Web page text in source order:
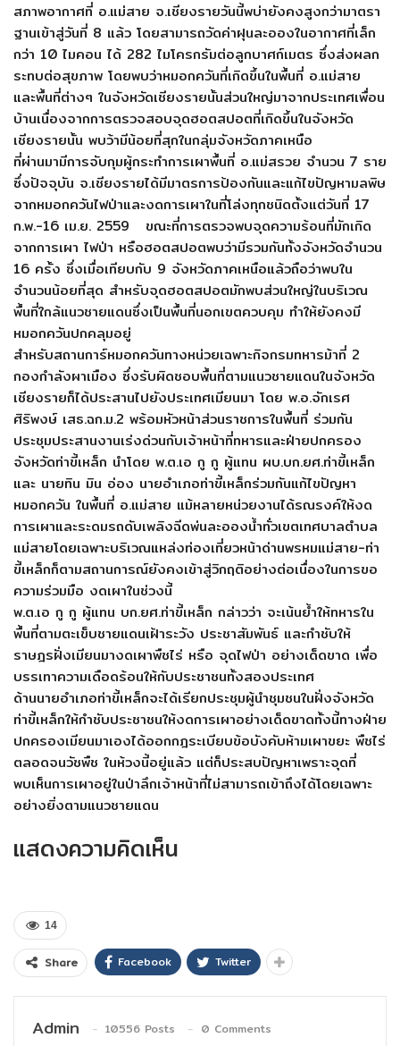
สภาพอากาศที่ อ.แม่สาย จ.เชียงรายวันนี้พบ่ายังคงสูงกว่ามาตรา
ฐานเข้าสู่วันที่ 8 แล้ว โดยสามารถวัดค่าฝุนละอองในอากาศที่เล็ก
กว่า 10 ไมคอน ได้ 282 ไมโครกรัมต่อลูกบาศก์เมตร ซึ่งส่งผลก
ระทบต่อสุขภาพ โดยพบว่าหมอกควันที่เกิดขึ้นในพื้นที่ อ.แม่สาย
และพื้นที่ต่างๆ ในจังหวัดเชียงรายนั้นส่วนใหญ่มาจากประเทศเพื่อน
บ้านเนื่องจากการตรวจสอบจุดฮอตสปอตที่เกิดขึ้นในจังหวัด
เชียงรายนั้น พบว้ามีน้อยที่สุกในกลุ่มจังหวัดภาคเหนือ
ที่ผ่านมามีการจับกุมผู้กระทำการเผาพื้นที่ อ.แม่สรวย จำนวน 7 ราย
ซึ่งปัจจุบัน จ.เชียงรายได้มีมาตรการป้องกันและแก้ไขปัญหามลพิษ
จากหมอกควันไฟป่าและงดการเผาในที่โล่งทุกชนิดตั้งแต่วันที่ 17
ก.พ.-16 เม.ย. 2559 ขณะที่การตรวจพบจุดความร้อนที่มักเกิด
จากการเผา ไฟป่า หรือฮอตสปอตพบว่ามีรวมกันทั้งจังหวัดจำนวน
16 ครั้ง ซึ่งเมื่อเทียบกับ 9 จังหวัดภาคเหนือแล้วถือว่าพบใน
จำนวนน้อยที่สุด สำหรับจุดฮอตสปอตมักพบส่วนใหญ่ในบริเวณ
พื้นที่ใกล้แนวชายแดนซึ่งเป็นพื้นที่นอกเขตควบคุม ทำให้ยังคงมี
หมอกควันปกคลุมอยู่
สำหรับสถานการ์หมอกควันทางหน่วยเฉพาะกิจกรมทหารม้าที่ 2
กองกำลังผาเมือง ซึ่งรับผิดชอบพื้นที่ตามแนวชายแดนในจังหวัด
เชียงรายก็ได้ประสานไปยังประเทศเมียนมา โดย พ.อ.จักเรศ
ศิริพงษ์ เสธ.ฉก.ม.2 พร้อมหัวหน้าส่วนราชการในพื้นที่ ร่วมกัน
ประชุมประสานงานเร่งด่วนกับเจ้าหน้าที่ทหารและฝ่ายปกครอง
จังหวัดท่าขี้เหล็ก นำโดย พ.ต.เอ กู กู ผู้แทน ผบ.บก.ยศ.ท่าขี้เหล็ก
และ นายทิน มิน อ่อง นายอำเภอท่าขี้เหล็กร่วมกันแก้ไขปัญหา
หมอกควัน ในพื้นที่ อ.แม่สาย แม้หลายหน่วยงานได้รณรงค์ให้งด
การเผาและระดมรถดับเพลิงฉีดพ่นละอองน้ำทั่วเขตเทศบาลตำบล
แม่สายโดยเฉพาะบริเวณแหล่งท่องเที่ยวหน้าด่านพรหมแม่สาย-ท่า
ขี้เหล็กก็ตามสถานการณ์ยังคงเข้าสู่วิกฤติอย่างต่อเนื่องในการขอ
ความร่วมมือ งดเผาในช่วงนี้
พ.ต.เอ กู กู ผู้แทน บก.ยศ.ท่าขี้เหล็ก กล่าวว่า จะเน้นย้ำให้ทหารใน
พื้นที่ตามตะเข็บชายแดนเฝ้าระวัง ประชาสัมพันธ์ และกำชับให้
ราษฎรฝั่งเมียนมางดเผาพืชไร่ หรือ จุดไฟป่า อย่างเด็ดขาด เพื่อ
บรรเทาความเดือดร้อนให้กับประชาชนทั้งสองประเทศ
ด้านนายอำเภอท่าขี้เหล็กจะได้เรียกประชุมผู้นำชุมชนในฝั่งจังหวัด
ท่าขี้เหล็กให้กำชับประชาชนให้งดการเผาอย่างเด็ดขาดทั้งนี้ทางฝ่าย
ปกครองเมียนมาเองได้ออกกฎระเบียบข้อบังคับห้ามเผาขยะ พืชไร่
ตลอดจนวัชพืช ในห้วงนี้อยู่แล้ว แต่ก็ประสบปัญหาเพราะจุดที่
พบเห็นการเผาอยู่ในป่าลึกเจ้าหน้าที่ไม่สามารถเข้าถึงได้โดยเฉพาะ
อย่างยิ่งตามแนวชายแดน
แสดงความคิดเห็น
14
Share Facebook Twitter
Admin 10556 Posts 0 Comments